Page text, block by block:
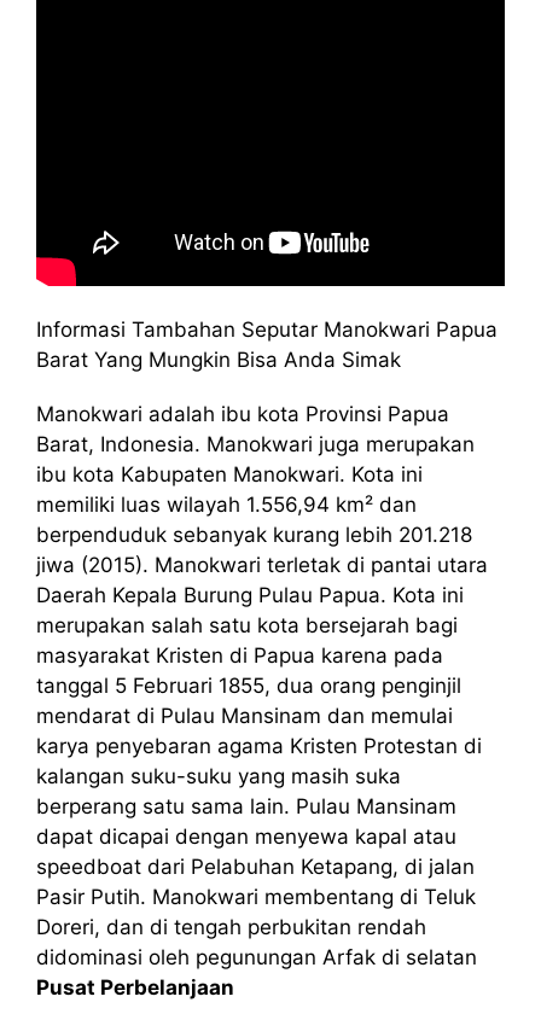
Informasi Tambahan Seputar Manokwari Papua
Barat Yang Mungkin Bisa Anda Simak
Manokwari adalah ibu kota Provinsi Papua
Barat, Indonesia. Manokwari juga merupakan
ibu kota Kabupaten Manokwari. Kota ini
memiliki luas wilayah 1.556,94 km² dan
berpenduduk sebanyak kurang lebih 201.218
jiwa (2015). Manokwari terletak di pantai utara
Daerah Kepala Burung Pulau Papua. Kota ini
merupakan salah satu kota bersejarah bagi
masyarakat Kristen di Papua karena pada
tanggal 5 Februari 1855, dua orang penginjil
mendarat di Pulau Mansinam dan memulai
karya penyebaran agama Kristen Protestan di
kalangan suku-suku yang masih suka
berperang satu sama lain. Pulau Mansinam
dapat dicapai dengan menyewa kapal atau
speedboat dari Pelabuhan Ketapang, di jalan
Pasir Putih. Manokwari membentang di Teluk
Doreri, dan di tengah perbukitan rendah
didominasi oleh pegunungan Arfak di selatan
Pusat Perbelanjaan